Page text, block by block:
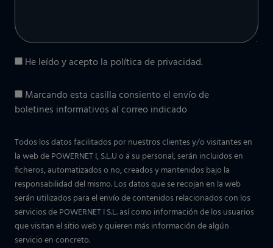
He leído y acepto la política de privacidad.
Marcando esta casilla consiento el envío de
boletines informativos al correo indicado
Todos los datos facilitados por nuestros clientes y/o visitantes en
la web de POWERNET I, S.L.U o a su personal, serán incluidos en
ficheros, automatizados o no, creados y mantenidos bajo la
responsabilidad del mismo. Los datos que se recojan en la web
serán utilizados para el envío de contenidos relacionados con los
servicios de POWERNET I S.L. así como información de los usuarios
que visitan el sitio web y quieren más información de algún
servicio en concreto.